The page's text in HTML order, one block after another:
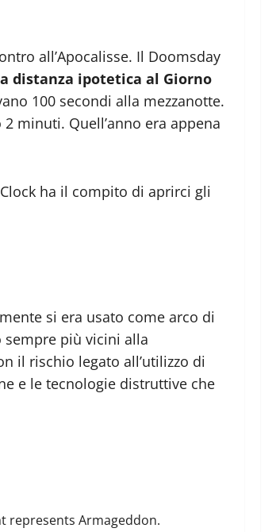
all’Apocalisse. Il Doomsday
distanza ipotetica al Giorno
100 secondi alla mezzanotte.
minuti. Quell’anno era appena
ha il compito di aprirci gli
si era usato come arco di
sempre più vicini alla
il rischio legato all’utilizzo di
e le tecnologie distruttive che
represents Armageddon.